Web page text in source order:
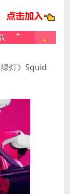
灯》Squid